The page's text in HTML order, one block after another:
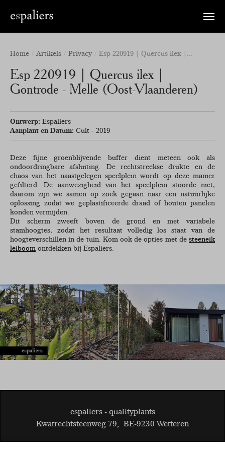
Toggle
Home Artikels Privacy Esp 220919 | Quercus ilex |...
Esp 220919 | Quercus ilex |
Gontrode - Melle (Oost-Vlaanderen)
Ontwerp: Espaliers
Aanplant en Datum: Cult - 2019
Deze fijne groenblijvende buffer dient meteen ook als
ondoordringbare afsluiting. De rechtstreekse drukte en de
chaos van het naastgelegen speelplein wordt op deze manier
gefilterd. De aanwezigheid van het speelplein stoorde niet,
daarom zijn we samen op zoek gegaan naar een natuurlijke
oplossing zodat we geplastificeerde draad of houten panelen
konden vermijden.
Dit scherm zweeft boven de grond en met variabele
stamhoogtes, zodat het resultaat volledig los staat van de
hoogteverschillen in de tuin. Kom ook de opties met de steeneik
leiboom ontdekken bij Espaliers.
espaliers - qualityplants
Kwatrechtsteenweg 79, BE-9230 Wetteren